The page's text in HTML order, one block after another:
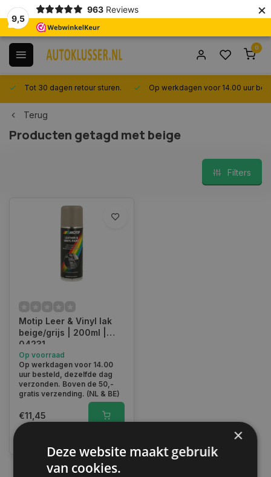
9,5
963 Reviews ×
0
Tot 30 dagen retour sturen. Op werkdagen voor 14.00 uur
Terug
Producten getagd met beige
Filters
Motip Leer & Vinyl lak
beige/grijs | 200ml |
04231
Op voorraad
Op werkdagen voor 14.00
uur besteld, dezelfde dag
verzonden. Boven de 50,-
gratis verzending. (NL & BE)
€11,45
×
Deze website maakt gebruik
van cookies.